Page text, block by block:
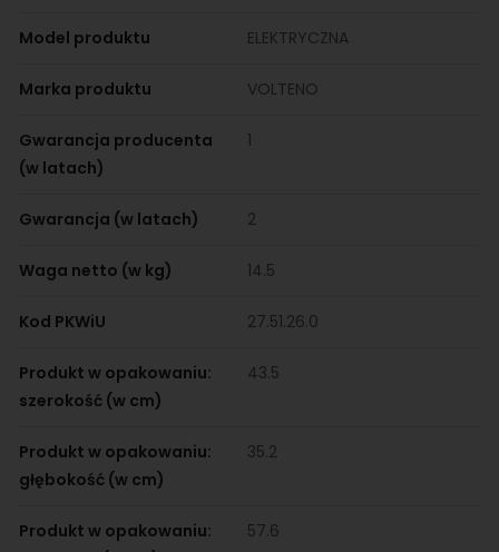
Model produktu ELEKTRYCZNA
Marka produktu VOLTENO
Gwarancja producenta
(w latach)
1
Gwarancja (w latach) 2
Waga netto (w kg) 14.5
Kod PKWiU 27.51.26.0
Produkt w opakowaniu:
szerokość (w cm)
43.5
Produkt w opakowaniu:
głębokość (w cm)
35.2
Produkt w opakowaniu:
57.6